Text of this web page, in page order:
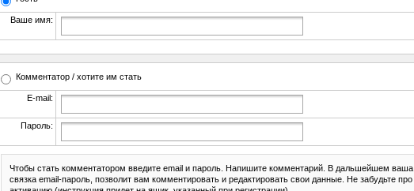
Ваше имя:
Комментатор / хотите им стать
E-mail:
Пароль:
Чтобы стать комментатором введите email и пароль. Напишите комментарий. В дальшейшем ваша
связка email-пароль, позволит вам комментировать и редактировать свои данные. Не забудьте про